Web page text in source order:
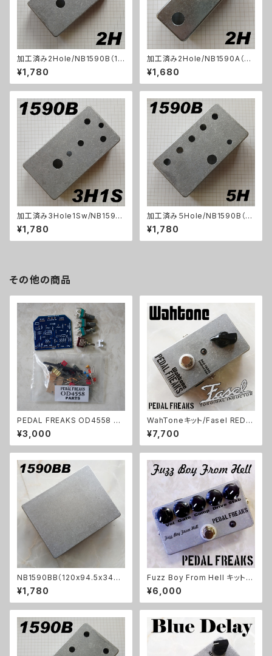
加工済み2Hole/NB1590B（11
2x61x32mm）アルミダイキャス
トケース
¥1,780
加工済み2Hole/NB1590A（92
x38x31mm ）アルミダイキャス
トケース
¥1,680
加工済み3Hole1Sw/NB1590
B（112x61x32mm）アルミダイ
キャストケース
¥1,780
加工済み５Hole/NB1590B（11
2x61x32mm）アルミダイキャス
トケース
¥1,780
その他の商品
PEDAL FREAKS OD4558 パ
ーツセット
¥3,000
WahToneキット/Fasel REDイ
ンダクター仕様【PEDAL FREA
KS 】
¥7,700
NB1590BB（120x94.5x34ｍ
ｍ）アルミダイキャストケース
¥1,780
Fuzz Boy From Hell キット
【PEDAL FREAKS】
¥6,000